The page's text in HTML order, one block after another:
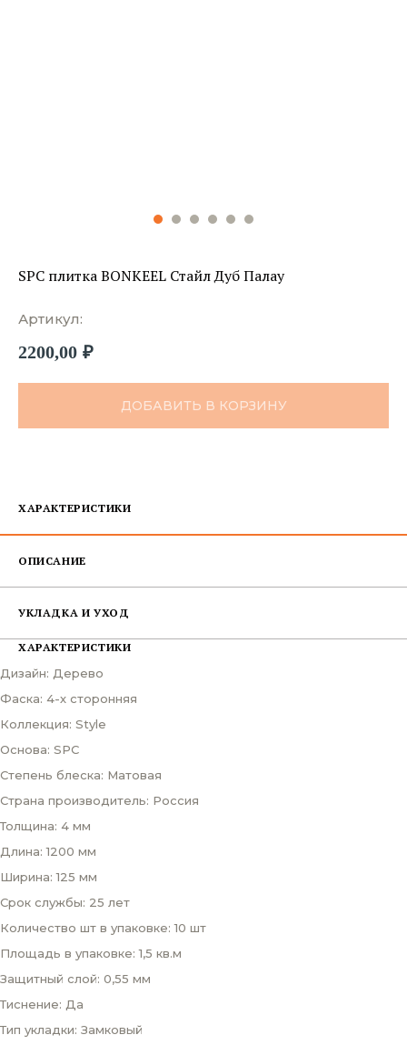
SPC плитка BONKEEL Стайл Дуб Палау
Артикул:
2200,00 ₽
ДОБАВИТЬ В КОРЗИНУ
ХАРАКТЕРИСТИКИ
ОПИСАНИЕ
УКЛАДКА И УХОД
ХАРАКТЕРИСТИКИ
Дизайн: Дерево
Фаска: 4-х сторонняя
Коллекция: Style
Основа: SPC
Степень блеска: Матовая
Страна производитель: Россия
Толщина: 4 мм
Длина: 1200 мм
Ширина: 125 мм
Срок службы: 25 лет
Количество шт в упаковке: 10 шт
Площадь в упаковке: 1,5 кв.м
Защитный слой: 0,55 мм
Тиснение: Да
Тип укладки: Замковый